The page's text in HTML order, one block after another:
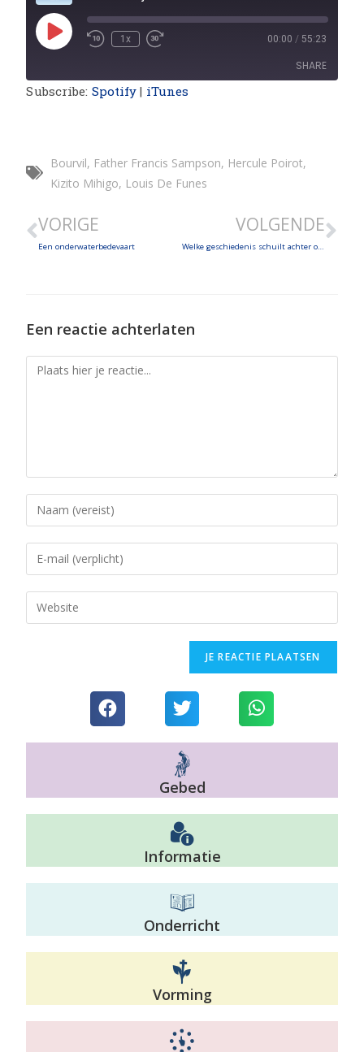
1x 00:00 / 55:23
SHARE
EMBED
Subscribe: Spotify | iTunes
Bourvil, Father Francis Sampson, Hercule Poirot,
Kizito Mihigo, Louis De Funes
VORIGE
Een onderwaterbedevaart
VOLGENDE
Welke geschiedenis schuilt achter onze rozenkrans?
Een reactie achterlaten
Gebed
Informatie
Onderricht
Vorming